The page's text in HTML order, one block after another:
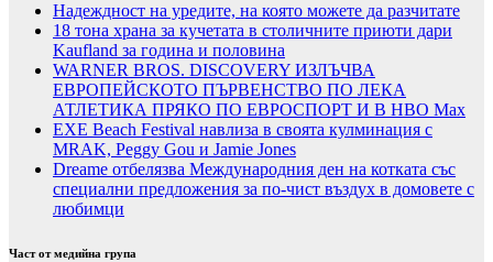
Надеждност на уредите, на която можете да разчитате
18 тона храна за кучетата в столичните приюти дари
Kaufland за година и половина
WARNER BROS. DISCOVERY ИЗЛЪЧВА
ЕВРОПЕЙСКОТО ПЪРВЕНСТВО ПО ЛЕКА
АТЛЕТИКА ПРЯКО ПО ЕВРОСПОРТ И В НВО Мах
EXE Beach Festival навлиза в своята кулминация с
MRAK, Peggy Gou и Jamie Jones
Dreame отбелязва Международния ден на котката със
специални предложения за по-чист въздух в домовете с
любимци
Част от медийна група